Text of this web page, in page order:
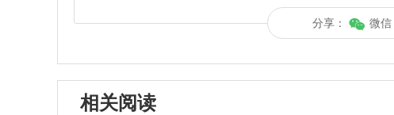
分享： 微信
相关阅读